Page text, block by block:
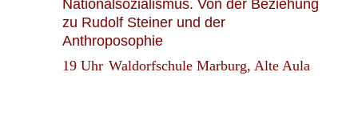
Nationalsozialismus. Von der Beziehung
zu Rudolf Steiner und der
Anthroposophie
19 Uhr Waldorfschule Marburg, Alte Aula